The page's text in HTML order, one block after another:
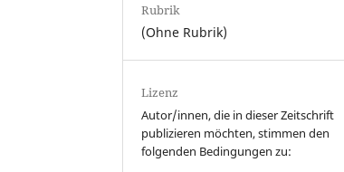
Rubrik
(Ohne Rubrik)
Lizenz
Autor/innen, die in dieser Zeitschrift
publizieren möchten, stimmen den
folgenden Bedingungen zu: